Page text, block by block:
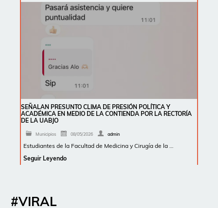
SEÑALAN PRESUNTO CLIMA DE PRESIÓN POLÍTICA Y
ACADÉMICA EN MEDIO DE LA CONTIENDA POR LA RECTORÍA
DE LA UABJO
Municipios 08/05/2026 admin
Estudiantes de la Facultad de Medicina y Cirugía de la …
Seguir Leyendo
#VIRAL